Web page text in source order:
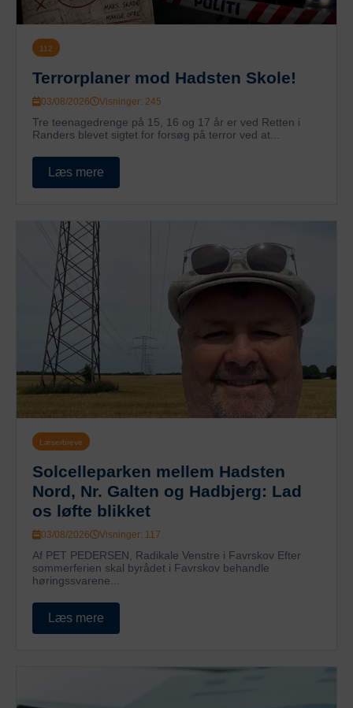
112
Terrorplaner mod Hadsten Skole!
03/08/2026 Visninger: 245
Tre teenagedrenge på 15, 16 og 17 år er ved Retten i
Randers blevet sigtet for forsøg på terror ved at...
Læs mere
Læserbreve
Solcelleparken mellem Hadsten
Nord, Nr. Galten og Hadbjerg: Lad
os løfte blikket
03/08/2026 Visninger: 117
Af PET PEDERSEN, Radikale Venstre i Favrskov Efter
sommerferien skal byrådet i Favrskov behandle
høringssvarene...
Læs mere